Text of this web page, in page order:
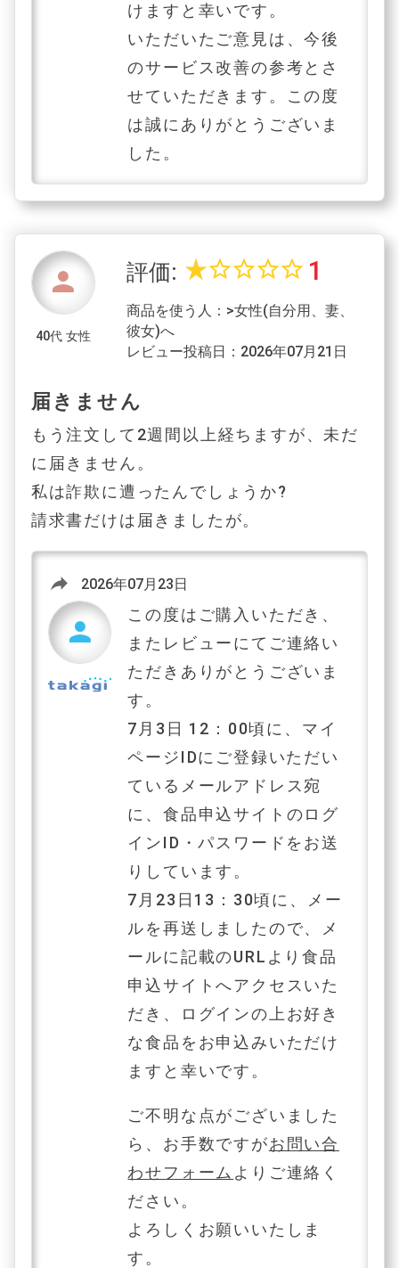
けますと幸いです。
いただいたご意見は、今後
のサービス改善の参考とさ
せていただきます。この度
は誠にありがとうございま
した。
person
40代 女性
評価: star_ratestar_borderstar_borderstar_borderstar_border 1
商品を使う人：>女性(自分用、妻、
彼女)へ
レビュー投稿日：2026年07月21日
届きません
もう注文して2週間以上経ちますが、未だ
に届きません。
私は詐欺に遭ったんでしょうか?
請求書だけは届きましたが。
reply 2026年07月23日
この度はご購入いただき、
またレビューにてご連絡い
ただきありがとうございま
す。
7月3日 12：00頃に、マイ
ページIDにご登録いただい
ているメールアドレス宛
に、食品申込サイトのログ
インID・パスワードをお送
りしています。
7月23日13：30頃に、メー
ルを再送しましたので、メ
ールに記載のURLより食品
申込サイトへアクセスいた
だき、ログインの上お好き
な食品をお申込みいただけ
ますと幸いです。
ご不明な点がございました
ら、お手数ですがお問い合
わせフォーム よりご連絡く
ださい。
よろしくお願いいたしま
す。
person